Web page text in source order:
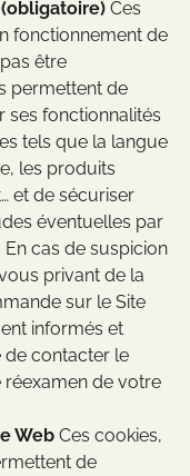
Ces
fonctionnement de
être
permettent de
ses fonctionnalités
tels que la langue
les produits
et de sécuriser
éventuelles par
En cas de suspicion
privant de la
sur le Site
informés et
de contacter le
réexamen de votre
Web Ces cookies,
de